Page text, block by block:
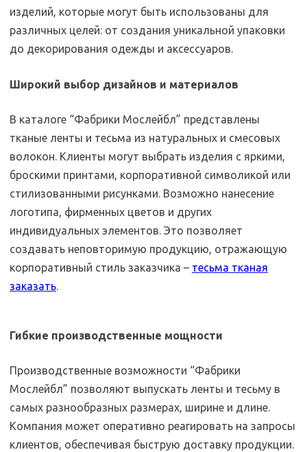
изделий, которые могут быть использованы для
различных целей: от создания уникальной упаковки
до декорирования одежды и аксессуаров.
Широкий выбор дизайнов и материалов
В каталоге “Фабрики Мослейбл” представлены
тканые ленты и тесьма из натуральных и смесовых
волокон. Клиенты могут выбрать изделия с яркими,
броскими принтами, корпоративной символикой или
стилизованными рисунками. Возможно нанесение
логотипа, фирменных цветов и других
индивидуальных элементов. Это позволяет
создавать неповторимую продукцию, отражающую
корпоративный стиль заказчика – тесьма тканая
заказать
Гибкие производственные мощности
Производственные возможности “Фабрики
Мослейбл” позволяют выпускать ленты и тесьму в
самых разнообразных размерах, ширине и длине.
Компания может оперативно реагировать на запросы
клиентов, обеспечивая быструю доставку продукции.